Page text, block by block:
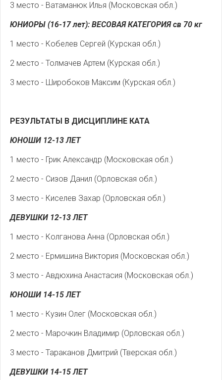
3 место - Ватаманюк Илья (Московская обл.)
ЮНИОРЫ (16-17 лет): ВЕСОВАЯ КАТЕГОРИЯ св 70 кг
1 место - Кобелев Сергей (Курская обл.)
2 место - Толмачев Артем (Курская обл.)
3 место - Широбоков Максим (Курская обл.)
РЕЗУЛЬТАТЫ В ДИСЦИПЛИНЕ КАТА
ЮНОШИ 12-13 ЛЕТ
1 место - Грик Александр (Московская обл.)
2 место - Сизов Данил (Орловская обл.)
3 место - Киселев Захар (Орловская обл.)
ДЕВУШКИ 12-13 ЛЕТ
1 место - Колганова Анна (Орловская обл.)
2 место - Ермишина Виктория (Московская обл.)
3 место - Авдюхина Анастасия (Московская обл.)
ЮНОШИ 14-15 ЛЕТ
1 место - Кузин Олег (Московская обл.)
2 место - Марочкин Владимир (Орловская обл.)
3 место - Тараканов Дмитрий (Тверская обл.)
ДЕВУШКИ 14-15 ЛЕТ